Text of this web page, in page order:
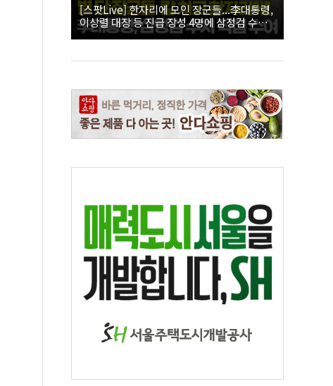
[스팟Live] 한자리에 모인 장군들...李대통령,
이상렬 대장 등 진급 장성 4명에 삼정검 수치
직접 수여｜26.08.07 장성 진급·삼정검 수치